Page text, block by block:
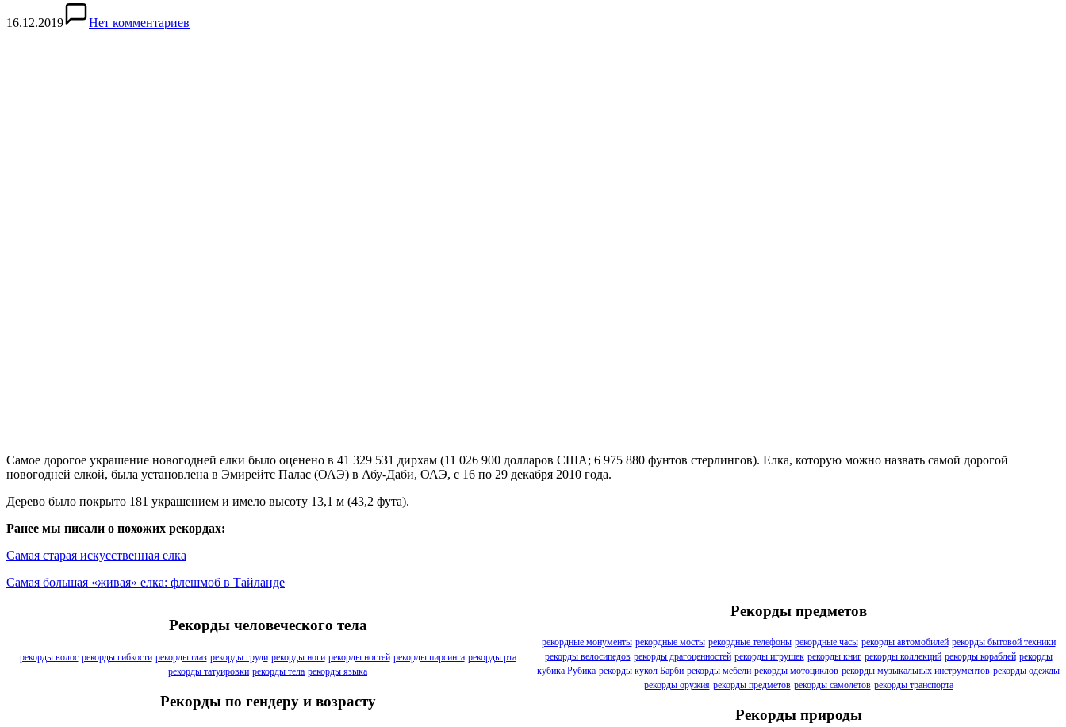
16.12.2019 Нет комментариев
Самое дорогое украшение новогодней елки было оценено в 41 329 531 дирхам (11 026 900 долларов США; 6 975 880 фунтов стерлингов). Елка, которую можно назвать самой дорогой
новогодней елкой, была установлена ​​в ​​Эмирейтс Палас (ОАЭ) в Абу-Даби, ОАЭ, с 16 по 29 декабря 2010 года.
Дерево было покрыто 181 украшением и имело высоту 13,1 м (43,2 фута).
Ранее мы писали о похожих рекордах:
Самая старая искусственная елка
Самая большая «живая» елка: флешмоб в Тайланде
Рекорды человеческого тела
рекорды волос рекорды гибкости рекорды глаз рекорды груди рекорды ноги рекорды ногтей рекорды пирсинга рекорды рта
рекорды татуировки рекорды тела рекорды языка
Рекорды по гендеру и возрасту
Рекорды предметов
рекордные монументы рекордные мосты рекордные телефоны рекордные часы рекорды автомобилей рекорды бытовой техники
рекорды велосипедов рекорды драгоценностей рекорды игрушек рекорды книг рекорды коллекций рекорды кораблей рекорды
кубика Рубика рекорды кукол Барби рекорды мебели рекорды мотоциклов рекорды музыкальных инструментов рекорды одежды
рекорды оружия рекорды предметов рекорды самолетов рекорды транспорта
Рекорды природы